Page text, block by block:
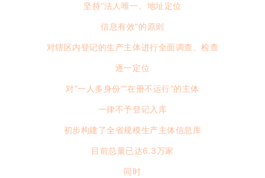
坚持“法人唯一、地址定位
信息有效”的原则
对辖区内登记的生产主体进行全面调查、检查
逐一定位
对“一人多身份”“在册不运行”的主体
一律不予登记入库
初步构建了全省规模生产主体信息库
目前总量已达6.3万家
同时